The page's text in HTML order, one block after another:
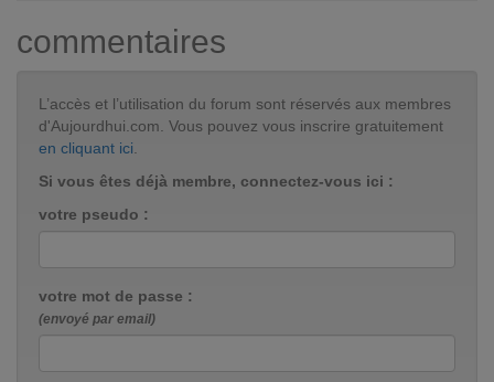
commentaires
L’accès et l’utilisation du forum sont réservés aux membres
d'Aujourdhui.com. Vous pouvez vous inscrire gratuitement
en cliquant ici
Si vous êtes déjà membre, connectez-vous ici :
votre pseudo :
votre mot de passe :
(envoyé par email)